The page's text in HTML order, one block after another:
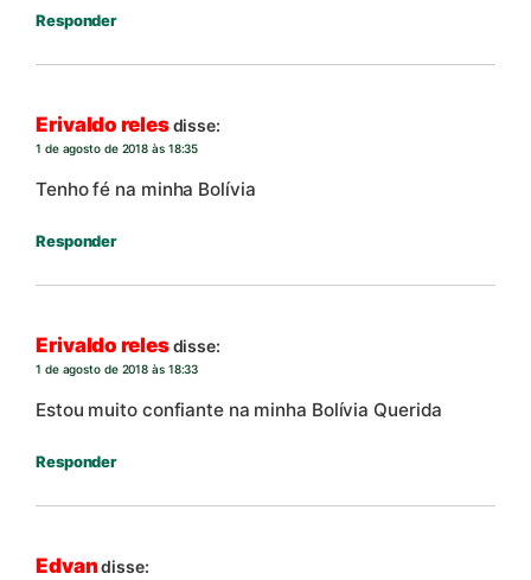
Responder
Erivaldo relesdisse:
1 de agosto de 2018 às 18:35
Tenho fé na minha Bolívia
Responder
Erivaldo relesdisse:
1 de agosto de 2018 às 18:33
Estou muito confiante na minha Bolívia Querida
Responder
Edvandisse: